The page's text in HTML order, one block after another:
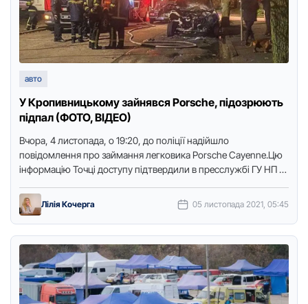
авто
У Кропивницькому зайнявся Porsche, підозрюють
підпал (ФОТО, ВІДЕО)
Вчора, 4 листопада, о 19:20, до поліції надійшло
повідомлення про займання легковика Porsche Cayenne.Цю
інформацію Точці доступу підтвердили в пресслужбі ГУ НП в
Лілія Кочерга 05 листопада 2021, 05:45